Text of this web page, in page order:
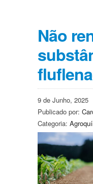
Não
9 de Junho, 2025
Publicado por:
Categoria: